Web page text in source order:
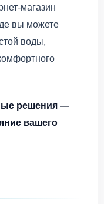
магазин
вы можете
воды,
решения —
вашего